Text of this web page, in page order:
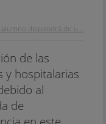
alumno dispondrá de u...
de las
y hospitalarias
al
de